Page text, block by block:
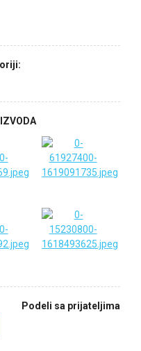
Podeli sa prijateljima